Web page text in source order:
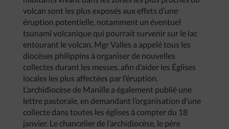
volcan sont les plus exposés aux effets d’une
éruption potentielle, notamment un éventuel
tsunami volcanique qui pourrait survenir sur le lac
entourant le volcan. Mgr Valles a appelé tous les
diocèses philippins à organiser de nouvelles
collectes durant les messes, afin d’aider les Églises
locales les plus affectées par l’éruption.
L’archidiocèse de Manille a également publié une
lettre pastorale, en demandant l’organisation d’une
collecte dans toutes les églises à compter du 18
janvier. Le chancelier de l’archidiocèse, le père